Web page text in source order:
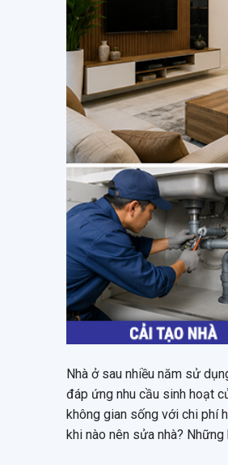
Nhà ở sau nhiều năm sử
đáp ứng nhu cầu sinh hoạt
không gian sống với chi phí
khi nào nên sửa nhà?